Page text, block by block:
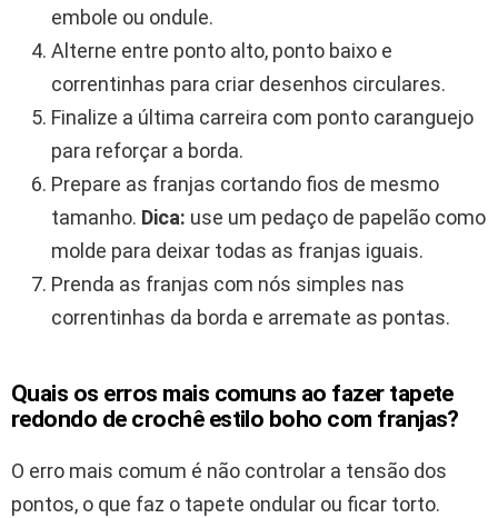
embole ou ondule.
Alterne entre ponto alto, ponto baixo e
correntinhas para criar desenhos circulares.
Finalize a última carreira com ponto caranguejo
para reforçar a borda.
Prepare as franjas cortando fios de mesmo
tamanho. Dica: use um pedaço de papelão como
molde para deixar todas as franjas iguais.
Prenda as franjas com nós simples nas
correntinhas da borda e arremate as pontas.
Quais os erros mais comuns ao fazer tapete
redondo de crochê estilo boho com franjas?
O erro mais comum é não controlar a tensão dos
pontos, o que faz o tapete ondular ou ficar torto.